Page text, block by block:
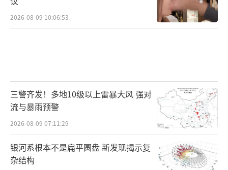
2026-08-09 10:06:53
三警齐发！多地10级以上雷暴大风 强对
流与暴雨预警
2026-08-09 07:11:29
银河系根本不是扁平圆盘 新发现揭示复
杂结构